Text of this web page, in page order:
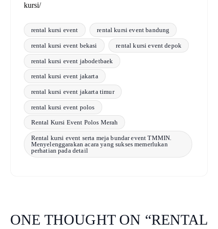
kursi/
rental kursi event rental kursi event bandung
rental kursi event bekasi rental kursi event depok
rental kursi event jabodetbaek
rental kursi event jakarta
rental kursi event jakarta timur
rental kursi event polos
Rental Kursi Event Polos Merah
Rental kursi event serta meja bundar event TMMIN.
Menyelenggarakan acara yang sukses memerlukan
perhatian pada detail
ONE THOUGHT ON “RENTAL